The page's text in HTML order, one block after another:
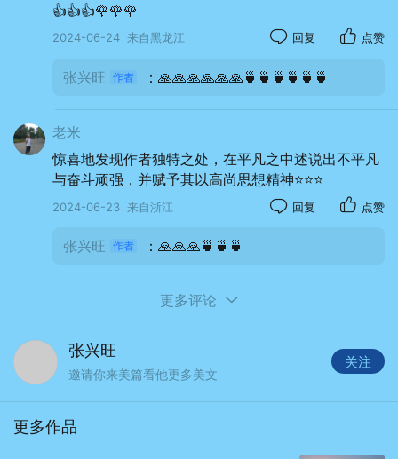
👍👍👍🌹🌹🌹
2024-06-24 来自黑龙江 回复 点赞
张兴旺 ：🙏🙏🙏🙏🙏🙏🍵🍵🍵🍵🍵🍵
老米
惊喜地发现作者独特之处，在平凡之中述说出不平凡
与奋斗顽强，并赋予其以高尚思想精神⭐️⭐️⭐️
2024-06-23 来自浙江 回复 点赞
张兴旺 ：🙏🙏🙏🍵🍵🍵
更多评论
张兴旺
邀请你来美篇看他更多美文
关注
更多作品